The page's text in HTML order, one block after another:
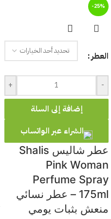
ج: نعم، بفضل تركيز Extrait de Parfum يتميز بثبات وفوحان ممتازين.
-25%
العطر
-
+
إضافة إلى السلة
الشراء عبر الواتساب
عطر شاليس Shalis
Pink Woman
Perfume Spray
175ml – عطر نسائي
منعش بثبات يومي